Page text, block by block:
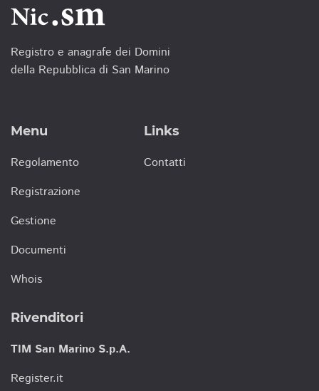
Registro e anagrafe dei Domini
della Repubblica di San Marino
Menu
Regolamento
Registrazione
Gestione
Documenti
Whois
Links
Contatti
Rivenditori
TIM San Marino S.p.A.
Register.it